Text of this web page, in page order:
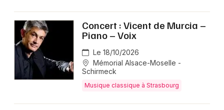
Concert : Vicent de Murcia –
Piano – Voix
Le 18/10/2026
Mémorial Alsace-Moselle -
Schirmeck
Musique classique à Strasbourg